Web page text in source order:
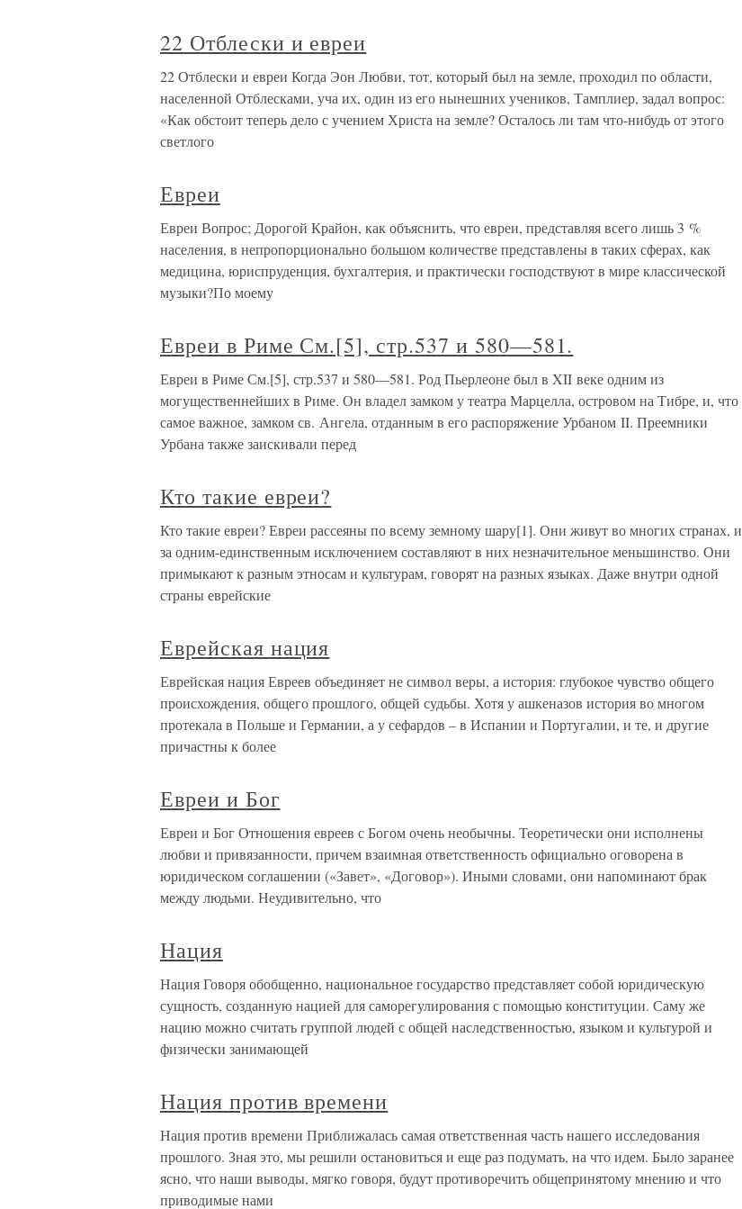
22 Отблески и евреи
22 Отблески и евреи Когда Эон Любви, тот, который был на земле, проходил по области,
населенной Отблесками, уча их, один из его нынешних учеников, Тамплиер, задал вопрос:
«Как обстоит теперь дело с учением Христа на земле? Осталось ли там что-нибудь от этого
светлого
Евреи
Евреи Вопрос; Дорогой Крайон, как объяснить, что евреи, представляя всего лишь 3 %
населения, в непропорционально большом количестве представлены в таких сферах, как
медицина, юриспруденция, бухгалтерия, и практически господствуют в мире классической
музыки?По моему
Евреи в Риме См.[5], стр.537 и 580—581.
Евреи в Риме См.[5], стр.537 и 580—581. Род Пьерлеоне был в XII веке одним из
могущественнейших в Риме. Он владел замком у театра Марцелла, островом на Тибре, и, что
самое важное, замком св. Ангела, отданным в его распоряжение Урбаном II. Преемники
Урбана также заискивали перед
Кто такие евреи?
Кто такие евреи? Евреи рассеяны по всему земному шару[1]. Они живут во многих странах, и
за одним-единственным исключением составляют в них незначительное меньшинство. Они
примыкают к разным этносам и культурам, говорят на разных языках. Даже внутри одной
страны еврейские
Еврейская нация
Еврейская нация Евреев объединяет не символ веры, а история: глубокое чувство общего
происхождения, общего прошлого, общей судьбы. Хотя у ашкеназов история во многом
протекала в Польше и Германии, а у сефардов – в Испании и Португалии, и те, и другие
причастны к более
Евреи и Бог
Евреи и Бог Отношения евреев с Богом очень необычны. Теоретически они исполнены
любви и привязанности, причем взаимная ответственность официально оговорена в
юридическом соглашении («Завет», «Договор»). Иными словами, они напоминают брак
между людьми. Неудивительно, что
Нация
Нация Говоря обобщенно, национальное государство представляет собой юридическую
сущность, созданную нацией для саморегулирования с помощью конституции. Саму же
нацию можно считать группой людей с общей наследственностью, языком и культурой и
физически занимающей
Нация против времени
Нация против времени Приближалась самая ответственная часть нашего исследования
прошлого. Зная это, мы решили остановиться и еще раз подумать, на что идем. Было заранее
ясно, что наши выводы, мягко говоря, будут противоречить общепринятому мнению и что
приводимые нами